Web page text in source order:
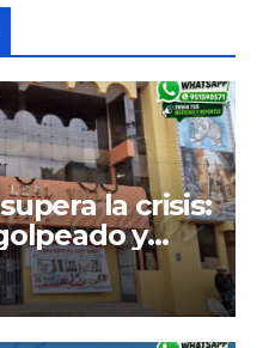
la crisis:
y
al nuevo
para obras